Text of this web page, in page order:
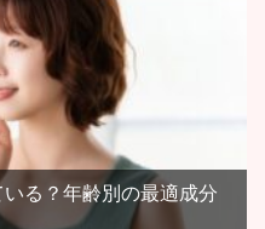
る？年齢別の最適成分